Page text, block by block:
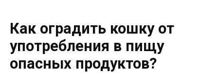
Как оградить кошку от
употребления в пищу
опасных продуктов?